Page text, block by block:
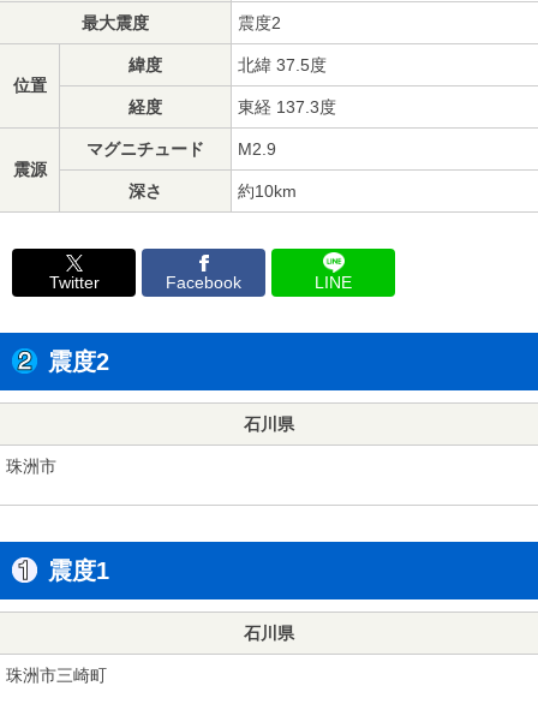
最大震度 震度2
位置
緯度 北緯 37.5度
経度 東経 137.3度
震源
マグニチュード M2.9
深さ 約10km
Twitter Facebook LINE
震度2
石川県
珠洲市
震度1
石川県
珠洲市三崎町